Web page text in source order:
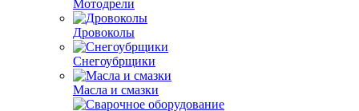
Мотодрели
Дровоколы
Снегоубрщики
Масла и смазки